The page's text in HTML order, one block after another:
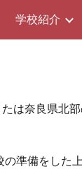
to main content
学校紹介
は奈良県北
準備をした上